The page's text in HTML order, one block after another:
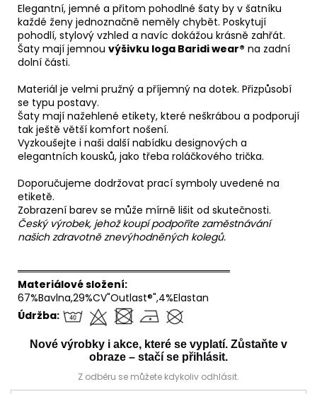
Elegantní, jemné a přitom pohodlné šaty by v šatníku
každé ženy jednoznačně neměly chybět. Poskytují
pohodlí, stylový vzhled a navíc dokážou krásně zahřát.
Šaty mají jemnou výšivku loga Baridi wear® na zadní
dolní části.
Materiál je velmi pružný a příjemný na dotek. Přizpůsobí
se typu postavy.
Šaty mají nažehlené etikety, které neškrábou a podporují
tak ještě větší komfort nošení.
Vyzkoušejte i naši další nabídku designových a
elegantních kousků, jako třeba roláčkového trička.
Doporučujeme dodržovat prací symboly uvedené na
etiketě.
Zobrazení barev se může mírně lišit od skutečnosti.
Český výrobek, jehož koupí podpoříte zaměstnávání
našich zdravotně znevýhodněných kolegů.
══════════════════════════════
Materiálové složení:
67%Bavlna,29%CV"Outlast®",4%Elastan
Údržba:
Nové výrobky i akce, které se vyplatí. Zůstaňte v
obraze – stačí se přihlásit.
Z odběru se můžete kdykoliv odhlásit.